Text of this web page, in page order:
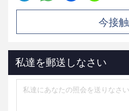
今接触
私達を郵送しなさい